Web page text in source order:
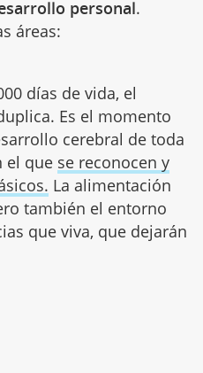
personal.
áreas:
días de vida, el
Es el momento
cerebral de toda
el que se reconocen y
La alimentación
también el entorno
que viva, que dejarán